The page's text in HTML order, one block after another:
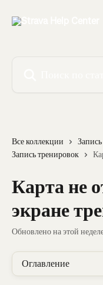
Все коллекции
Запись тренировок
Карта не
экране
Обновлено на этой
Оглавление